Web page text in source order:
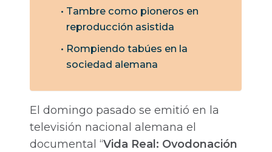
Tambre como pioneros en
reproducción asistida
Rompiendo tabúes en la
sociedad alemana
El domingo pasado se emitió en la
televisión nacional alemana el
documental “Vida Real: Ovodonación